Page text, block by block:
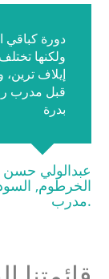
دورة
ولكنها
إيلاف ترين،
قبل مدرب
بدرة
عبدالولي حسن
الخرطوم,
.مدرب